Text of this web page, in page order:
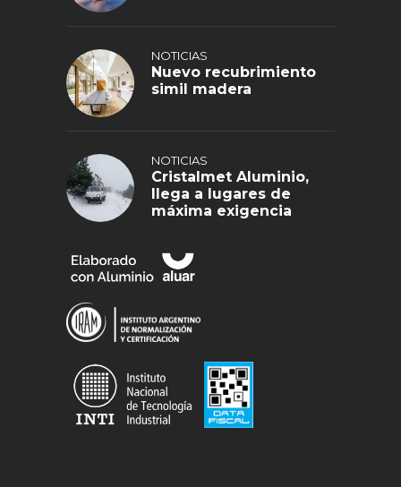
NOTICIAS
Nuevo recubrimiento
simil madera
NOTICIAS
Cristalmet Aluminio,
llega a lugares de
máxima exigencia